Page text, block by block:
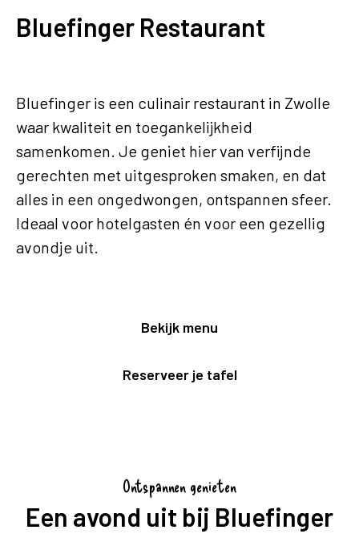
Bluefinger Restaurant
Bluefinger is een culinair restaurant in Zwolle
waar kwaliteit en toegankelijkheid
samenkomen. Je geniet hier van verfijnde
gerechten met uitgesproken smaken, en dat
alles in een ongedwongen, ontspannen sfeer.
Ideaal voor hotelgasten én voor een gezellig
avondje uit.
Bekijk menu
Reserveer je tafel
Ontspannen genieten
Een avond uit bij Bluefinger